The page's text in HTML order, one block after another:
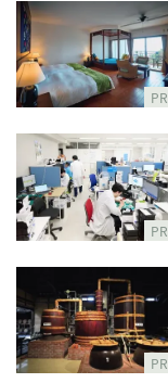
PR
PR
PR